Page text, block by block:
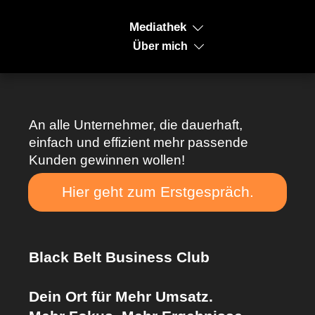
Mediathek
Über mich
An alle Unternehmer, die dauerhaft,
einfach und effizient mehr passende
Kunden gewinnen wollen!
Hier geht zum Erstgespräch.
Black Belt Business Club
Dein Ort für Mehr Umsatz.